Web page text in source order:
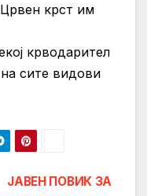
крст им
крводарител
сите видови
ЈАВЕН ПОВИК ЗА